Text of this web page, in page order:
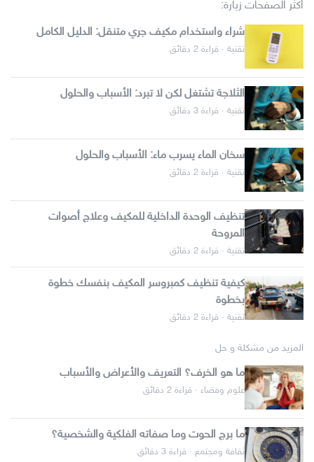
أكثر الصفحات زيارة:
شراء واستخدام مكيف جري متنقل: الدليل الكامل
تقنية · قراءة 2 دقائق
الثلاجة تشتغل لكن لا تبرد: الأسباب والحلول
تقنية · قراءة 3 دقائق
سخان الماء يسرب ماء: الأسباب والحلول
تقنية · قراءة 2 دقائق
تنظيف الوحدة الداخلية للمكيف وعلاج أصوات
المروحة
تقنية · قراءة 2 دقائق
كيفية تنظيف كمبروسر المكيف بنفسك خطوة
بخطوة
تقنية · قراءة 2 دقائق
المزيد من مشكلة و حل
ما هو الخرف؟ التعريف والأعراض والأسباب
علوم وفضاء · قراءة 2 دقائق
ما برج الحوت وما صفاته الفلكية والشخصية؟
ثقافة ومجتمع · قراءة 3 دقائق